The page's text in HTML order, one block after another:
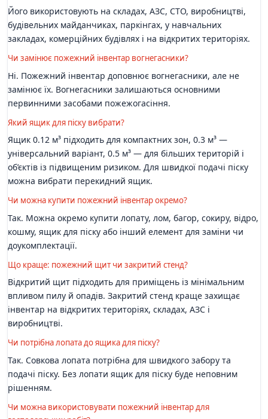
Його використовують на складах, АЗС, СТО, виробництві,
будівельних майданчиках, паркінгах, у навчальних
закладах, комерційних будівлях і на відкритих територіях.
Чи замінює пожежний інвентар вогнегасники?
Ні. Пожежний інвентар доповнює вогнегасники, але не
замінює їх. Вогнегасники залишаються основними
первинними засобами пожежогасіння.
Який ящик для піску вибрати?
Ящик 0.12 м³ підходить для компактних зон, 0.3 м³ —
універсальний варіант, 0.5 м³ — для більших територій і
об’єктів із підвищеним ризиком. Для швидкої подачі піску
можна вибрати перекидний ящик.
Чи можна купити пожежний інвентар окремо?
Так. Можна окремо купити лопату, лом, багор, сокиру, відро,
кошму, ящик для піску або інший елемент для заміни чи
доукомплектації.
Що краще: пожежний щит чи закритий стенд?
Відкритий щит підходить для приміщень із мінімальним
впливом пилу й опадів. Закритий стенд краще захищає
інвентар на відкритих територіях, складах, АЗС і
виробництві.
Чи потрібна лопата до ящика для піску?
Так. Совкова лопата потрібна для швидкого забору та
подачі піску. Без лопати ящик для піску буде неповним
рішенням.
Чи можна використовувати пожежний інвентар для